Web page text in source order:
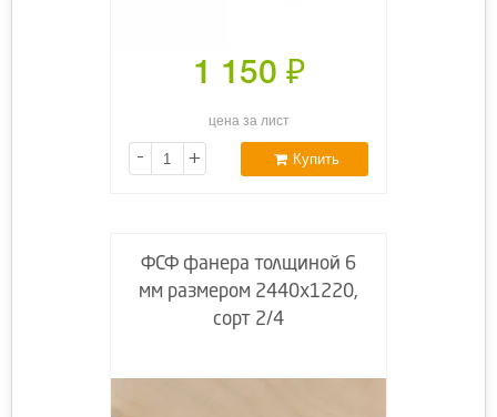
1 150 ₽
цена за лист
- + Купить
ФСФ фанера толщиной 6
мм размером 2440х1220,
сорт 2/4